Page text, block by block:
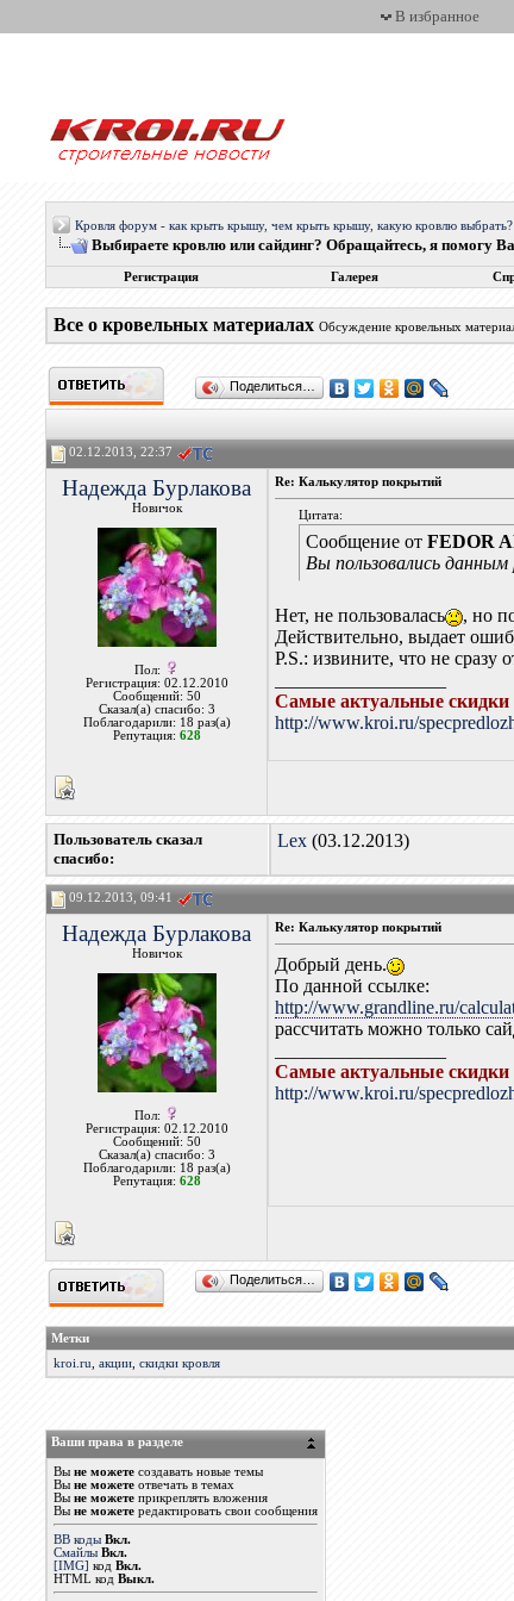
В избранное
Кровля форум - как крыть крышу, чем крыть крышу, какую кровлю выбрать?
Выбираете кровлю или сайдинг? Обращайтесь, я помогу
Регистрация Галерея
Все о кровельных материалах Обсуждение кровельных
Поделиться…
02.12.2013, 22:37
Надежда Бурлакова
Новичок
Пол:
Регистрация: 02.12.2010
Сообщений: 50
Сказал(а) спасибо: 3
Поблагодарили: 18 раз(а)
Репутация: 628
Re: Калькулятор покрытий
Цитата:
Сообщение отFEDOR
Вы пользовались данным
Нет, не пользовалась
, но
Действительно, выдает
P.S.: извините, что не сразу
Самые актуальные скидки
http://www.kroi.ru/
Пользователь сказал
cпасибо:
Lex (03.12.2013)
09.12.2013, 09:41
Надежда Бурлакова
Новичок
Пол:
Регистрация: 02.12.2010
Сообщений: 50
Сказал(а) спасибо: 3
Поблагодарили: 18 раз(а)
Репутация: 628
Re: Калькулятор покрытий
Добрый день.
По данной ссылке:
http://www.grandline.ru/
рассчитать можно только
Самые актуальные скидки
http://www.kroi.ru/
Поделиться…
Метки
kroi.ru
,акции ,скидки кровля
Ваши права в разделе
Выне можете создавать новые темы
Выне можете отвечать в темах
Выне можете прикреплять вложения
Выне можете редактировать свои сообщения
BB коды Вкл.
Смайлы Вкл.
[IMG] кодВкл.
HTML кодВыкл.